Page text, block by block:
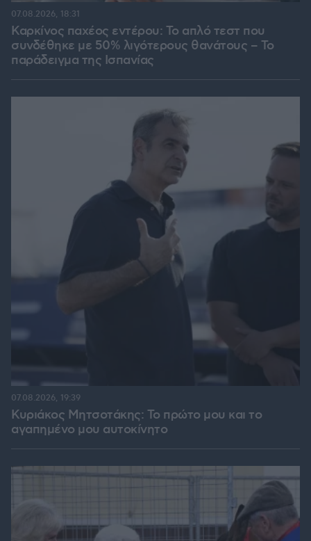
Καρκίνος παχέος εντέρου: Το απλό τεστ που
συνδέθηκε με 50% λιγότερους θανάτους – Το
παράδειγμα της Ισπανίας
07.08.2026, 18:31
Κυριάκος Μητσοτάκης: Το πρώτο μου και το
αγαπημένο μου αυτοκίνητο
07.08.2026, 19:39